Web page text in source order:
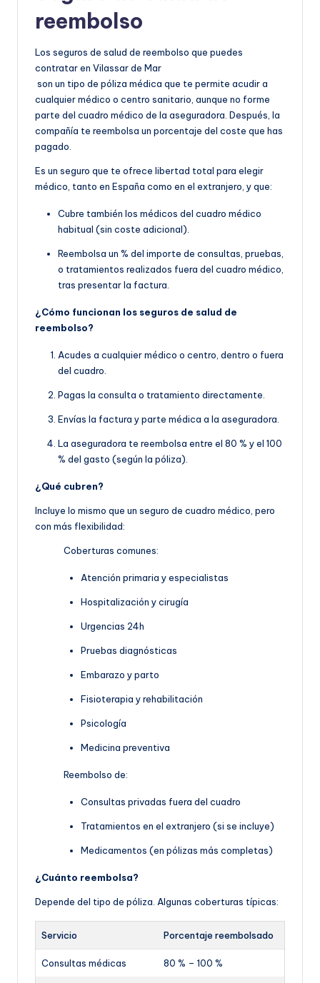
reembolso
Los seguros de salud de reembolso que puedes
contratar en Vilassar de Mar
son un tipo de póliza médica que te permite acudir a
cualquier médico o centro sanitario, aunque no forme
parte del cuadro médico de la aseguradora. Después, la
compañía te reembolsa un porcentaje del coste que has
pagado.
Es un seguro que te ofrece libertad total para elegir
médico, tanto en España como en el extranjero, y que:
Cubre también los médicos del cuadro médico
habitual (sin coste adicional).
Reembolsa un % del importe de consultas, pruebas,
o tratamientos realizados fuera del cuadro médico,
tras presentar la factura.
¿Cómo funcionan los seguros de salud de
reembolso?
Acudes a cualquier médico o centro, dentro o fuera
del cuadro.
Pagas la consulta o tratamiento directamente.
Envías la factura y parte médica a la aseguradora.
La aseguradora te reembolsa entre el 80 % y el 100
% del gasto (según la póliza).
¿Qué cubren?
Incluye lo mismo que un seguro de cuadro médico, pero
con más flexibilidad:
Coberturas comunes:
Atención primaria y especialistas
Hospitalización y cirugía
Urgencias 24h
Pruebas diagnósticas
Embarazo y parto
Fisioterapia y rehabilitación
Psicología
Medicina preventiva
Reembolso de:
Consultas privadas fuera del cuadro
Tratamientos en el extranjero (si se incluye)
Medicamentos (en pólizas más completas)
¿Cuánto reembolsa?
Depende del tipo de póliza. Algunas coberturas típicas:
Servicio Porcentaje reembolsado
Consultas médicas 80 % – 100 %